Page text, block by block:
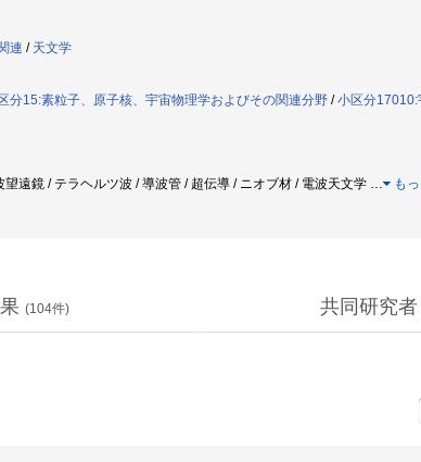
連 / 天文学
分15:素粒子、原子核、宇宙物理学およびその関連分野 /小区分17010:
遠鏡 / テラヘルツ波 / 導波管 / 超伝導 / ニオブ材 / 電波天文学 … も
(104件) 共同研究者